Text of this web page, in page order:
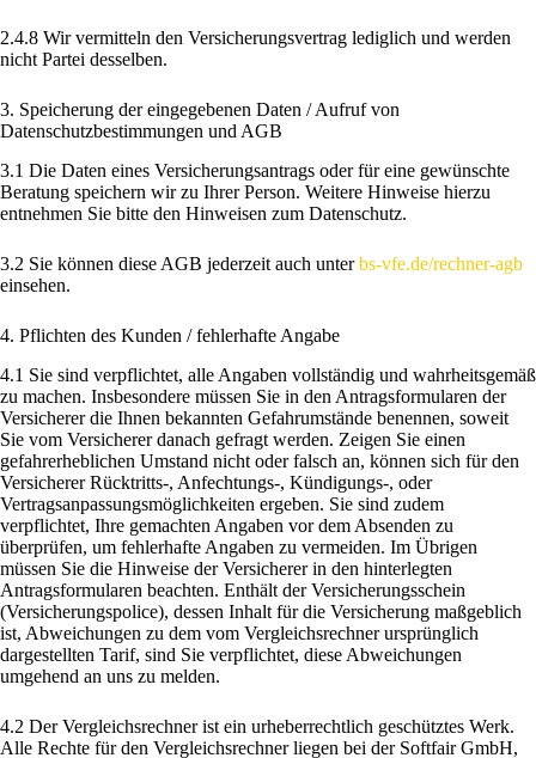
2.4.8 Wir vermitteln den Versicherungsvertrag lediglich und werden
nicht Partei desselben.
3. Speicherung der eingegebenen Daten / Aufruf von
Datenschutzbestimmungen und AGB
3.1 Die Daten eines Versicherungsantrags oder für eine gewünschte
Beratung speichern wir zu Ihrer Person. Weitere Hinweise hierzu
entnehmen Sie bitte den Hinweisen zum Datenschutz.
3.2 Sie können diese AGB jederzeit auch unterbs-vfe.de/rechner-agb
einsehen.
4. Pflichten des Kunden / fehlerhafte Angabe
4.1 Sie sind verpflichtet, alle Angaben vollständig und wahrheitsgemäß
zu machen. Insbesondere müssen Sie in den Antragsformularen der
Versicherer die Ihnen bekannten Gefahrumstände benennen, soweit
Sie vom Versicherer danach gefragt werden. Zeigen Sie einen
gefahrerheblichen Umstand nicht oder falsch an, können sich für den
Versicherer Rücktritts-, Anfechtungs-, Kündigungs-, oder
Vertragsanpassungsmöglichkeiten ergeben. Sie sind zudem
verpflichtet, Ihre gemachten Angaben vor dem Absenden zu
überprüfen, um fehlerhafte Angaben zu vermeiden. Im Übrigen
müssen Sie die Hinweise der Versicherer in den hinterlegten
Antragsformularen beachten. Enthält der Versicherungsschein
(Versicherungspolice), dessen Inhalt für die Versicherung maßgeblich
ist, Abweichungen zu dem vom Vergleichsrechner ursprünglich
dargestellten Tarif, sind Sie verpflichtet, diese Abweichungen
umgehend an uns zu melden.
4.2 Der Vergleichsrechner ist ein urheberrechtlich geschütztes Werk.
Alle Rechte für den Vergleichsrechner liegen bei der Softfair GmbH,